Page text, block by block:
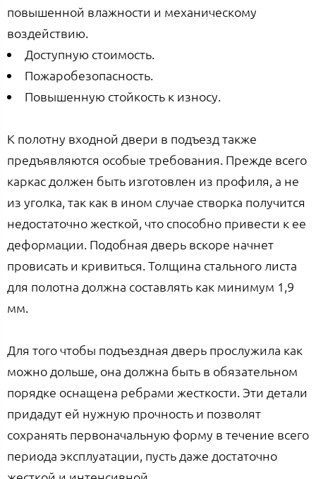
повышенной влажности и механическому
воздействию.
Доступную стоимость.
Пожаробезопасность.
Повышенную стойкость к износу.
К полотну входной двери в подъезд также
предъявляются особые требования. Прежде всего
каркас должен быть изготовлен из профиля, а не
из уголка, так как в ином случае створка получится
недостаточно жесткой, что способно привести к ее
деформации. Подобная дверь вскоре начнет
провисать и кривиться. Толщина стального листа
для полотна должна составлять как минимум 1,9
мм.
Для того чтобы подъездная дверь прослужила как
можно дольше, она должна быть в обязательном
порядке оснащена ребрами жесткости. Эти детали
придадут ей нужную прочность и позволят
сохранять первоначальную форму в течение всего
периода эксплуатации, пусть даже достаточно